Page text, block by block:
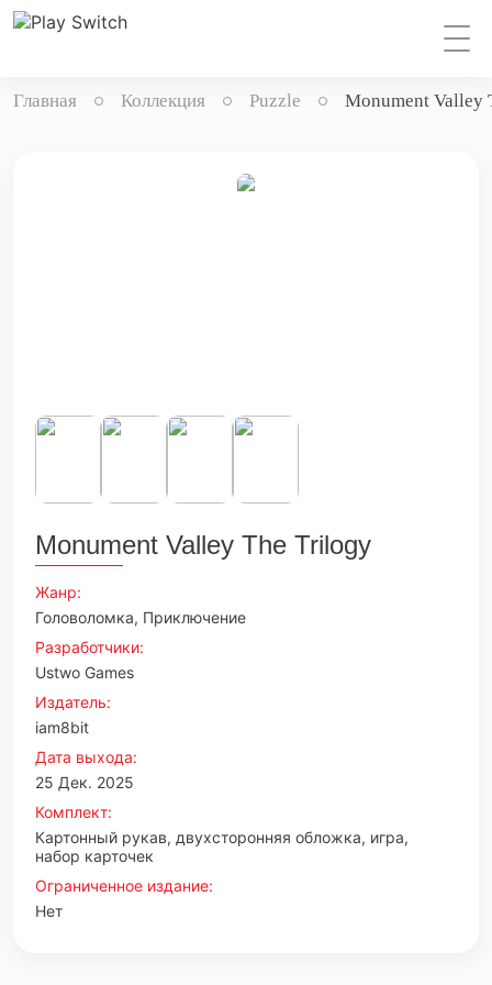
Главная Коллекция Puzzle Monument Valley
Monument Valley The Trilogy
Жанр:
Головоломка, Приключение
Разработчики:
Ustwo Games
Издатель:
iam8bit
Дата выхода:
25 Дек. 2025
Комплект:
Картонный рукав, двухсторонняя обложка, игра,
набор карточек
Ограниченное издание:
Нет